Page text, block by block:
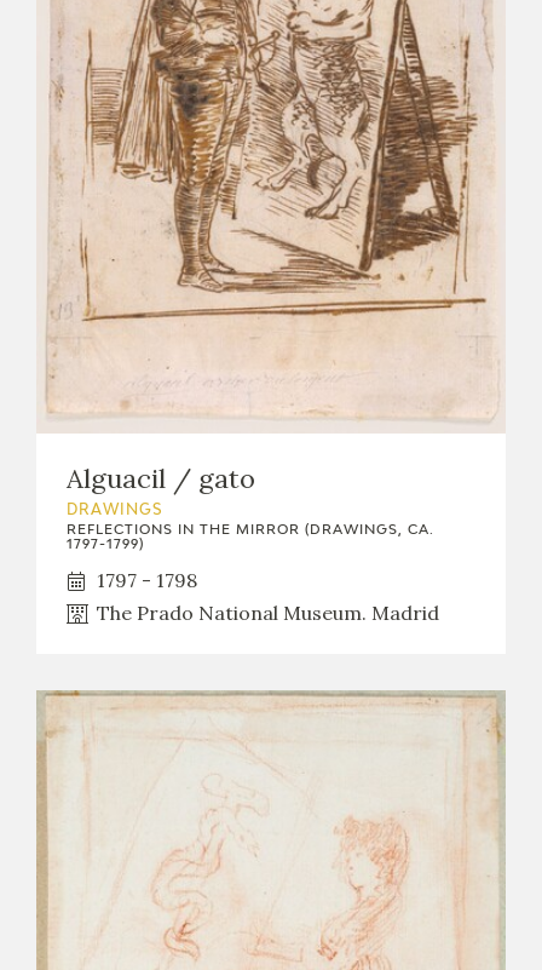
EDICIONES
PUBLICACIONES
SHOP
ONLINE SHOP
EDUCA
RECURSOS EDUCATIVOS
ARASAACAlguacil / gato
DRAWINGS
REFLECTIONS IN THE MIRROR (DRAWINGS, CA.
1797-1799)
1797 - 1798
The Prado National Museum. Madrid